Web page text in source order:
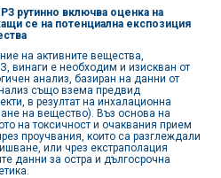
рутинно включва оценка на
се на потенциална експозиция
на активните вещества,
винаги е необходим и изискван от
анализ, базиран на данни от
също взема предвид
в резултат на инхалационна
на вещество). Въз основа на
на токсичност и очаквания прием
проучвания, които са разглеждали
или чрез екстраполация
данни за остра и дългосрочна